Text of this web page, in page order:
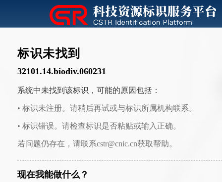
标识未找到
32101.14.biodiv.060231
系统中未找到该标识，可能的原因包括：
• 标识未注册。请稍后再试或与标识所属机构联系。
• 标识错误。请检查标识是否粘贴或输入正确。
若问题仍存在，请联系cstr@cnic.cn获取帮助。
现在我能做什么？